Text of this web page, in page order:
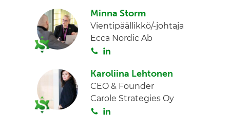
n
i
t
a
n
k
e
n
Minna Storm
Vientipäällikkö/-johtaja
Ecca Nordic Ab
S
i
t
a
n
k
e
Karoliina Lehtonen
CEO & Founder
Carole Strategies Oy
S